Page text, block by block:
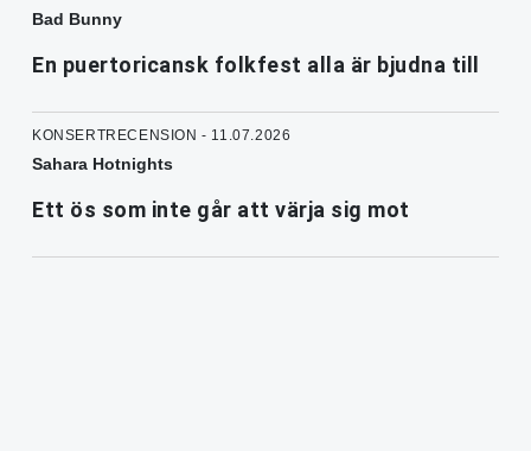
Bad Bunny
En puertoricansk folkfest alla är bjudna till
KONSERTRECENSION - 11.07.2026
Sahara Hotnights
Ett ös som inte går att värja sig mot